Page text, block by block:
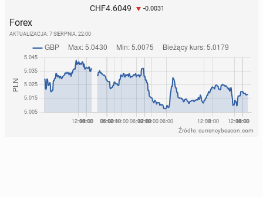
CHF4.6049 -0.0031
Forex
AKTUALIZACJA: 7 SIERPNIA, 22:00
Źródło: currencybeacon.com